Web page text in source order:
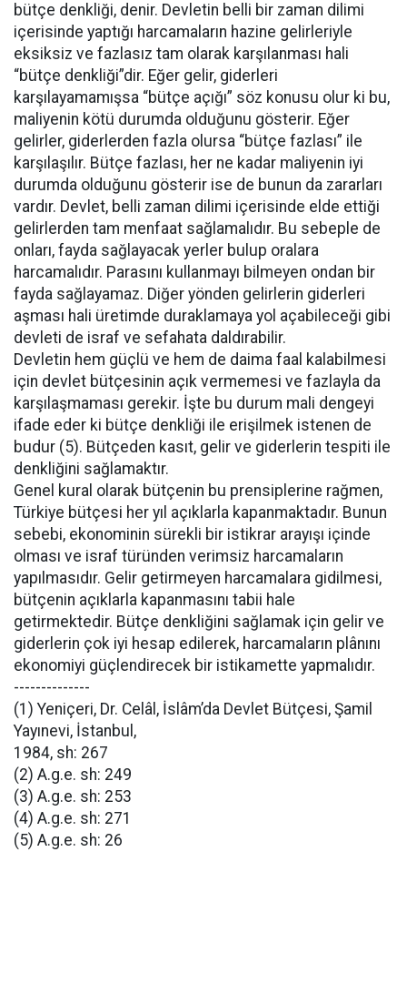
bütçe denkliği, denir. Devletin belli bir zaman dilimi
içerisinde yaptığı harcamaların hazine gelirleriyle
eksiksiz ve fazlasız tam olarak karşılanması hali
“bütçe denkliği”dir. Eğer gelir, giderleri
karşılayamamışsa “bütçe açığı” söz konusu olur ki bu,
maliyenin kötü durumda olduğunu gösterir. Eğer
gelirler, giderlerden fazla olursa “bütçe fazlası” ile
karşılaşılır. Bütçe fazlası, her ne kadar maliyenin iyi
durumda olduğunu gösterir ise de bunun da zararları
vardır. Devlet, belli zaman dilimi içerisinde elde ettiği
gelirlerden tam menfaat sağlamalıdır. Bu sebeple de
onları, fayda sağlayacak yerler bulup oralara
harcamalıdır. Parasını kullanmayı bilmeyen ondan bir
fayda sağlayamaz. Diğer yönden gelirlerin giderleri
aşması hali üretimde duraklamaya yol açabileceği gibi
devleti de israf ve sefahata daldırabilir.
Devletin hem güçlü ve hem de daima faal kalabilmesi
için devlet bütçesinin açık vermemesi ve fazlayla da
karşılaşmaması gerekir. İşte bu durum mali dengeyi
ifade eder ki bütçe denkliği ile erişilmek istenen de
budur (5). Bütçeden kasıt, gelir ve giderlerin tespiti ile
denkliğini sağlamaktır.
Genel kural olarak bütçenin bu prensiplerine rağmen,
Türkiye bütçesi her yıl açıklarla kapanmaktadır. Bunun
sebebi, ekonominin sürekli bir istikrar arayışı içinde
olması ve israf türünden verimsiz harcamaların
yapılmasıdır. Gelir getirmeyen harcamalara gidilmesi,
bütçenin açıklarla kapanmasını tabii hale
getirmektedir. Bütçe denkliğini sağlamak için gelir ve
giderlerin çok iyi hesap edilerek, harcamaların plânını
ekonomiyi güçlendirecek bir istikamette yapmalıdır.
--------------
(1) Yeniçeri, Dr. Celâl, İslâm’da Devlet Bütçesi, Şamil
Yayınevi, İstanbul,
1984, sh: 267
(2) A.g.e. sh: 249
(3) A.g.e. sh: 253
(4) A.g.e. sh: 271
(5) A.g.e. sh: 26